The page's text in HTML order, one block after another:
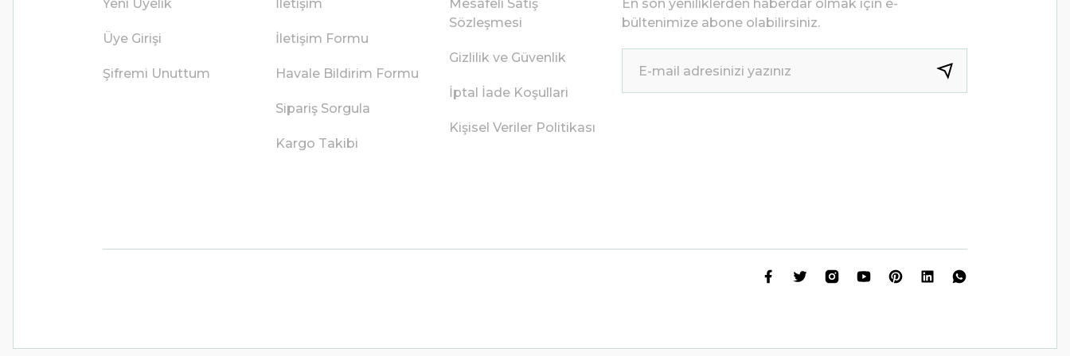
Yeni Üyelik
Üye Girişi
Şifremi Unuttum
İletişim
İletişim Formu
Havale Bildirim Formu
Sipariş Sorgula
Kargo Takibi
Mesafeli Satış
Sözleşmesi
Gizlilik ve Güvenlik
İptal İade Koşullari
Kişisel Veriler Politikası
En son yeniliklerden haberdar olmak için e-
bültenimize abone olabilirsiniz.